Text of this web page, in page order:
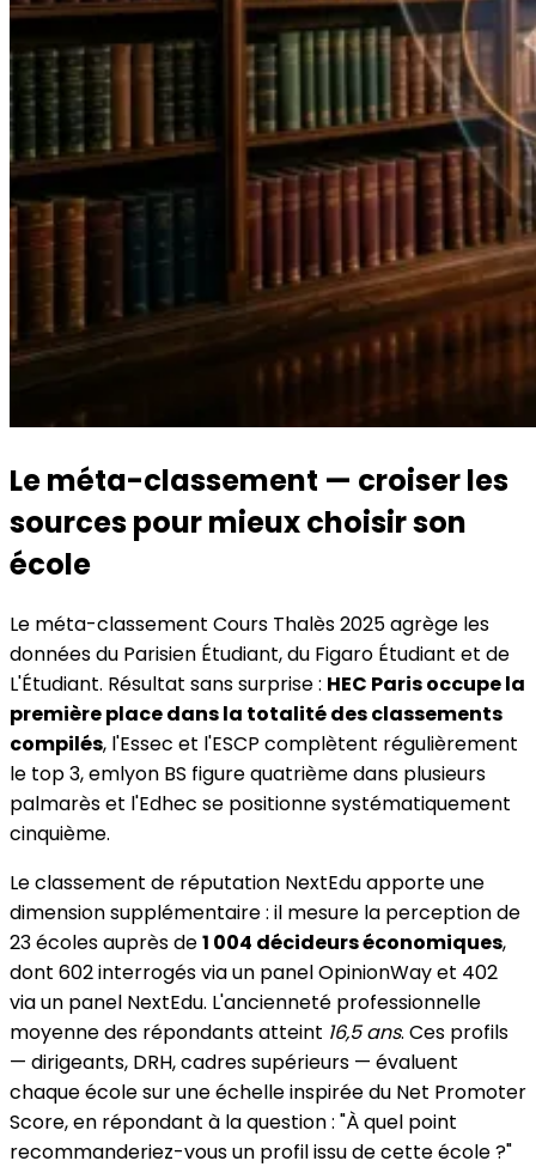
Le méta-classement — croiser les
sources pour mieux choisir son
école
Le méta-classement Cours Thalès 2025 agrège les
données du Parisien Étudiant, du Figaro Étudiant et de
L'Étudiant. Résultat sans surprise : HEC Paris occupe la
première place dans la totalité des classements
compilés, l'Essec et l'ESCP complètent régulièrement
le top 3, emlyon BS figure quatrième dans plusieurs
palmarès et l'Edhec se positionne systématiquement
cinquième.
Le classement de réputation NextEdu apporte une
dimension supplémentaire : il mesure la perception de
23 écoles auprès de1 004 décideurs économiques,
dont 602 interrogés via un panel OpinionWay et 402
via un panel NextEdu. L'ancienneté professionnelle
moyenne des répondants atteint 16,5 ans. Ces profils
— dirigeants, DRH, cadres supérieurs — évaluent
chaque école sur une échelle inspirée du Net Promoter
Score, en répondant à la question : "À quel point
recommanderiez-vous un profil issu de cette école ?"